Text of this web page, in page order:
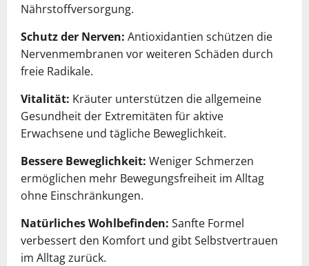
Nährstoffversorgung.
Schutz der Nerven: Antioxidantien schützen die
Nervenmembranen vor weiteren Schäden durch
freie Radikale.
Vitalität: Kräuter unterstützen die allgemeine
Gesundheit der Extremitäten für aktive
Erwachsene und tägliche Beweglichkeit.
Bessere Beweglichkeit: Weniger Schmerzen
ermöglichen mehr Bewegungsfreiheit im Alltag
ohne Einschränkungen.
Natürliches Wohlbefinden: Sanfte Formel
verbessert den Komfort und gibt Selbstvertrauen
im Alltag zurück.